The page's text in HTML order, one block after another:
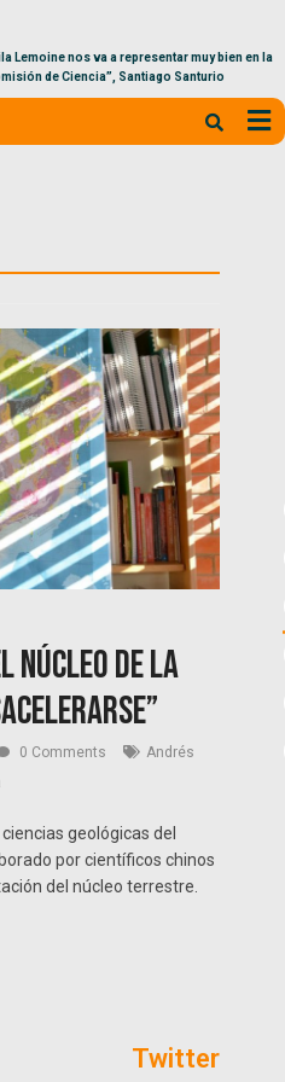
nos va a representar muy bien en la
de Ciencia”, Santiago Santurio
núcleo de la
0 Comments
Andrés
geológicas del
por científicos chinos
del núcleo terrestre.
Twitter